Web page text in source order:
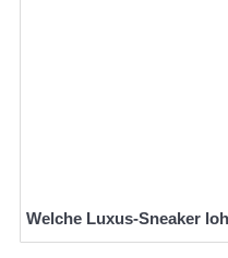
Welche Luxus-Sneaker